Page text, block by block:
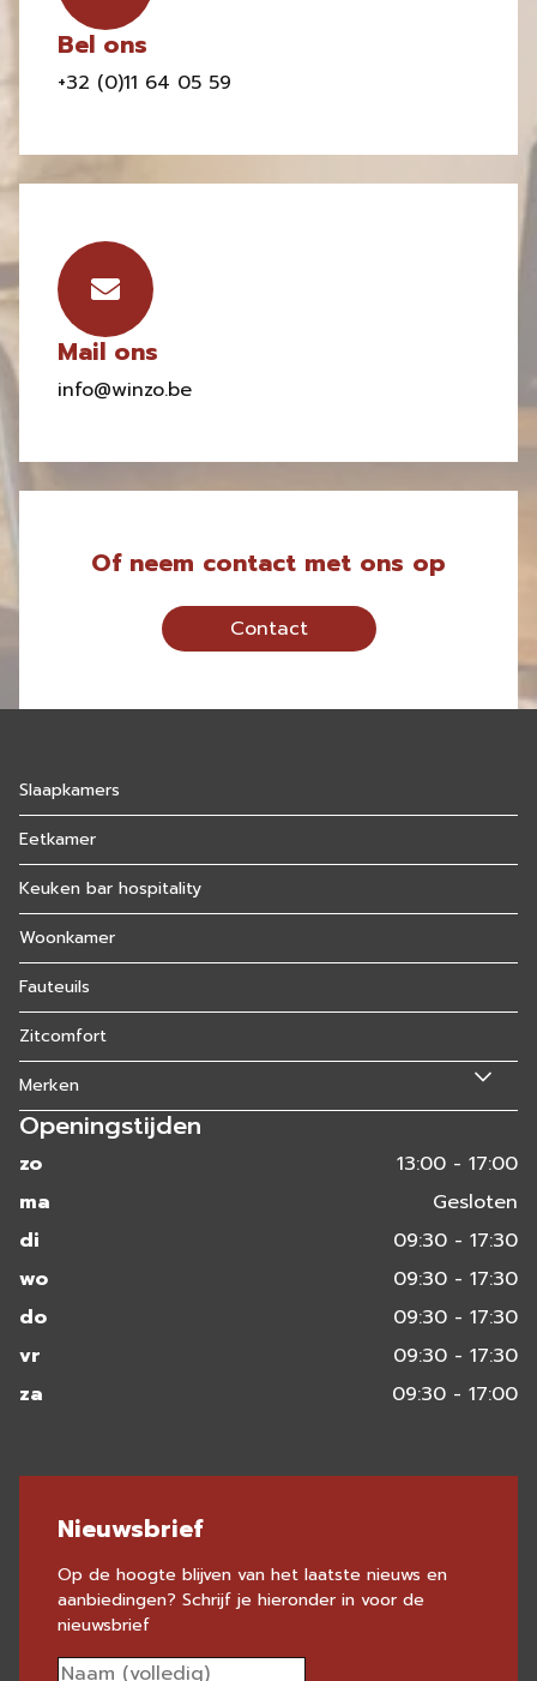
Bel ons
+32 (0)11 64 05 59
Mail ons
info@winzo.be
Of neem contact met ons op
Contact
Slaapkamers
Eetkamer
Keuken bar hospitality
Woonkamer
Fauteuils
Zitcomfort
Merken
Openingstijden
zo
13:00 - 17:00
ma
Gesloten
di
09:30 - 17:30
wo
09:30 - 17:30
do
09:30 - 17:30
vr
09:30 - 17:30
za
09:30 - 17:00
Nieuwsbrief
Op de hoogte blijven van het laatste nieuws en
aanbiedingen? Schrijf je hieronder in voor de
nieuwsbrief